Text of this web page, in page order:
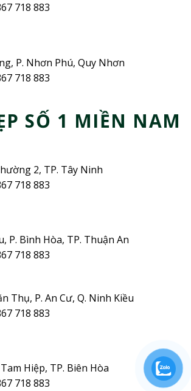
718 883
P. Nhơn Phú, Quy Nhơn
718 883
SỐ 1 MIỀN NAM
2, TP. Tây Ninh
718 883
P. Bình Hòa, TP. Thuận An
718 883
Thụ, P. An Cư, Q. Ninh Kiều
718 883
Hiệp, TP. Biên Hòa
718 883